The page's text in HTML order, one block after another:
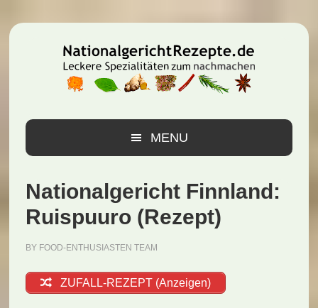
Hauptnavigation
Inhalt
Seitenspalte
MENU
Nationalgericht Finnland:
Ruispuuro (Rezept)
BY FOOD-ENTHUSIASTEN TEAM
ZUFALL-REZEPT (Anzeigen)